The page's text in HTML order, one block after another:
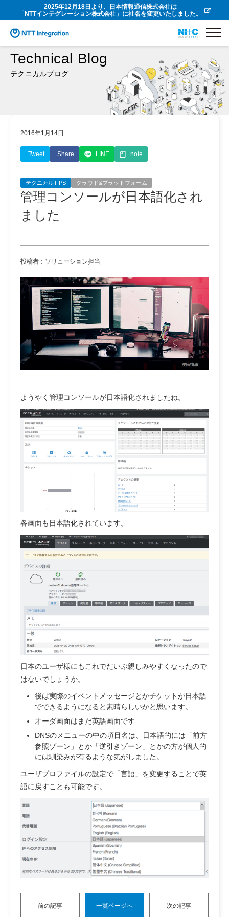
2025年12月18日より、日本情報通信株式会社は
「NTTインテグレーション株式会社」に社名を変更いたしました。
Technical Blog
テクニカルブログ
2016年1月14日
Tweet Share LINE note
テクニカルTIPS クラウド&プラットフォーム
管理コンソールが日本語化され
ました
投稿者：ソリューション担当
ようやく管理コンソールが日本語化されましたね。
各画面も日本語化されています。
日本のユーザ様にもこれでだいぶ親しみやすくなったので
はないでしょうか。
後は実際のイベントメッセージとかチケットが日本語
でできるようになると素晴らしいかと思います。
オーダ画面はまだ英語画面です
DNSのメニューの中の項目名は、日本語的には「前方
参照ゾーン」とか「逆引きゾーン」とかの方が個人的
には馴染みが有るような気がしました。
ユーザプロファイルの設定で「言語」を変更することで英
語に戻すことも可能です。
前の記事 一覧ページへ 次の記事